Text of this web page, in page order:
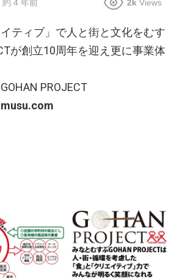
約 4 年前 2k Views
イティブ」で人と街と文化をむす
が創立10周年を迎え更に事業体
PROJECT